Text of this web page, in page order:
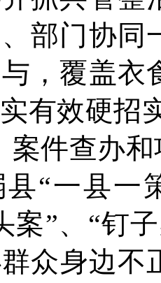
部门协同
，覆盖衣
有效硬招
案件查办
“一县一
案”、“钉
众身边不